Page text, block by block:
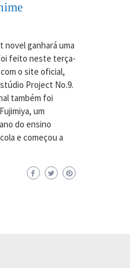
novel ganhará uma
feito neste terça-
o site oficial,
Project No.9.
também foi
um
do ensino
e começou a